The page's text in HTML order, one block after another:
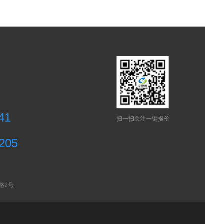
扫一扫关注一键报价
2号